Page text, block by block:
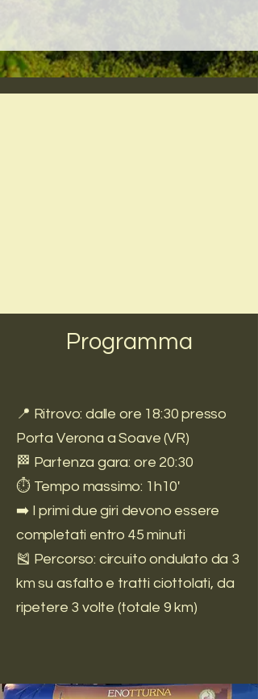
Programma
📍 Ritrovo: dalle ore 18:30 presso
Porta Verona a Soave (VR)
🏁 Partenza gara: ore 20:30
⏱️ Tempo massimo: 1h10'
➡️ I primi due giri devono essere
completati entro 45 minuti
🎽 Percorso: circuito ondulato da 3
km su asfalto e tratti ciottolati, da
ripetere 3 volte (totale 9 km)